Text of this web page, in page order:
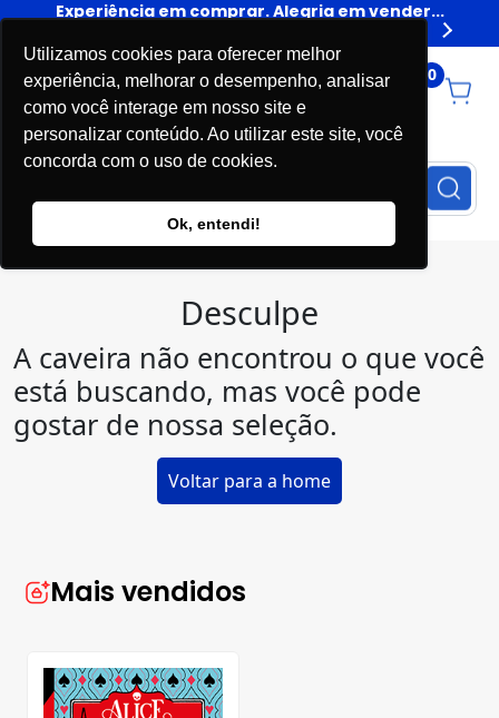
Utilizamos cookies para oferecer melhor
experiência, melhorar o desempenho, analisar
como você interage em nosso site e
personalizar conteúdo. Ao utilizar este site, você
concorda com o uso de cookies.
Ok, entendi!
Experiência em comprar. Alegria em vender...
0
Desculpe
A caveira não encontrou o que você
está buscando, mas você pode
gostar de nossa seleção.
Voltar para a home
Mais vendidos